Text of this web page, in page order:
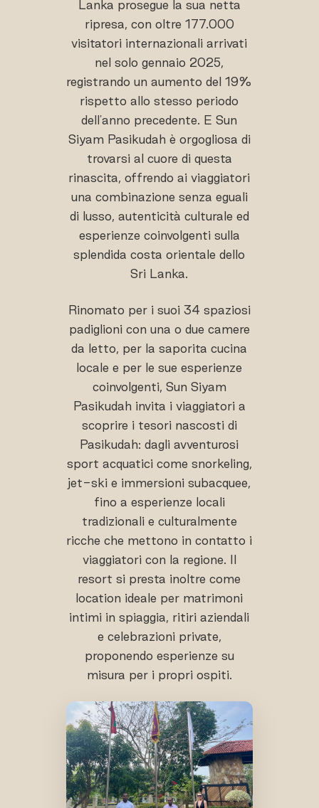
Lanka prosegue la sua netta
ripresa, con oltre 177.000
visitatori internazionali arrivati
nel solo gennaio 2025,
registrando un aumento del 19%
rispetto allo stesso periodo
dell'anno precedente. E Sun
Siyam Pasikudah è orgogliosa di
trovarsi al cuore di questa
rinascita, offrendo ai viaggiatori
una combinazione senza eguali
di lusso, autenticità culturale ed
esperienze coinvolgenti sulla
splendida costa orientale dello
Sri Lanka.
Rinomato per i suoi 34 spaziosi
padiglioni con una o due camere
da letto, per la saporita cucina
locale e per le sue esperienze
coinvolgenti, Sun Siyam
Pasikudah invita i viaggiatori a
scoprire i tesori nascosti di
Pasikudah: dagli avventurosi
sport acquatici come snorkeling,
jet-ski e immersioni subacquee,
fino a esperienze locali
tradizionali e culturalmente
ricche che mettono in contatto i
viaggiatori con la regione. Il
resort si presta inoltre come
location ideale per matrimoni
intimi in spiaggia, ritiri aziendali
e celebrazioni private,
proponendo esperienze su
misura per i propri ospiti.